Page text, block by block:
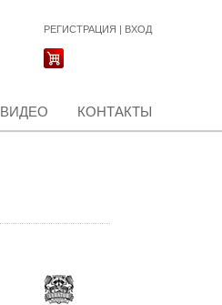
РЕГИСТРАЦИЯ | ВХОД
ВИДЕО КОНТАКТЫ